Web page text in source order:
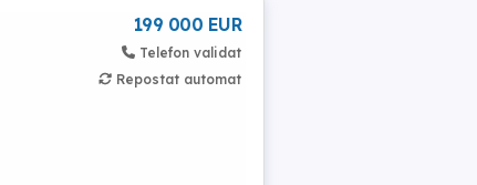
199 000 EUR
Telefon validat
Repostat automat